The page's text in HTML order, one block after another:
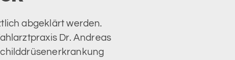
abgeklärt werden.
Dr. Andreas